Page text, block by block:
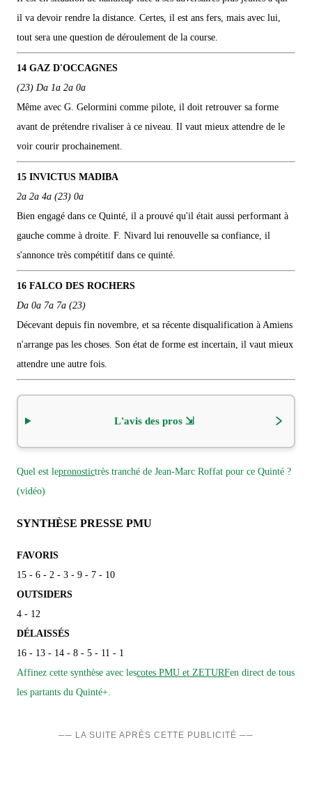
il va devoir rendre la distance. Certes, il est ans fers, mais avec lui,
tout sera une question de déroulement de la course.
14 GAZ D'OCCAGNES
(23) Da 1a 2a 0a
Même avec G. Gelormini comme pilote, il doit retrouver sa forme
avant de prétendre rivaliser à ce niveau. Il vaut mieux attendre de le
voir courir prochainement.
15 INVICTUS MADIBA
2a 2a 4a (23) 0a
Bien engagé dans ce Quinté, il a prouvé qu'il était aussi performant à
gauche comme à droite. F. Nivard lui renouvelle sa confiance, il
s'annonce très compétitif dans ce quinté.
16 FALCO DES ROCHERS
Da 0a 7a 7a (23)
Décevant depuis fin novembre, et sa récente disqualification à Amiens
n'arrange pas les choses. Son état de forme est incertain, il vaut mieux
attendre une autre fois.
L'avis des pros ⇲
Quel est lepronostictrès tranché de Jean-Marc Roffat pour ce Quinté ?
(vidéo)
SYNTHÈSE PRESSE PMU
FAVORIS
15 - 6 - 2 - 3 - 9 - 7 - 10
OUTSIDERS
4 - 12
DÉLAISSÉS
16 - 13 - 14 - 8 - 5 - 11 - 1
Affinez cette synthèse avec lescotes PMU et ZETURFen direct de tous
les partants du Quinté+.
── LA SUITE APRÈS CETTE PUBLICITÉ ──